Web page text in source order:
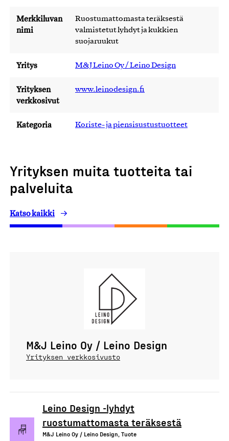
Merkkiluvan
nimi
Ruostumattomasta teräksestä
valmistetut lyhdyt ja kukkien
suojaruukut
Yritys M&J Leino Oy / Leino Design
Yrityksen
verkkosivut
www.leinodesign.fi
Kategoria Koriste- ja piensisustustuotteet
Yrityksen muita tuotteita tai
palveluita
Katso kaikki
M&J Leino Oy / Leino Design
Yrityksen verkkosivusto
Leino Design -lyhdyt
ruostumattomasta teräksestä
M&J Leino Oy / Leino Design, Tuote